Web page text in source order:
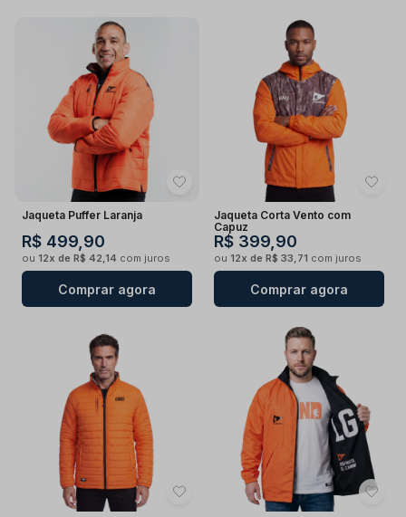
Jaqueta Puffer Laranja
R$ 499,90
ou 12x de R$ 42,14 com juros
Comprar agora
Jaqueta Corta Vento com
Capuz
R$ 399,90
ou 12x de R$ 33,71 com juros
Comprar agora